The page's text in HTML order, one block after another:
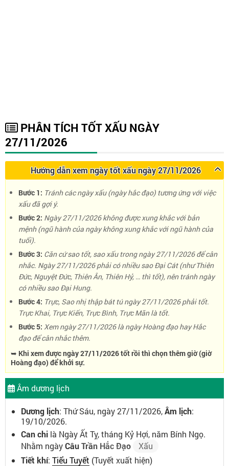
PHÂN TÍCH TỐT XẤU NGÀY
27/11/2026
Hướng dẫn xem ngày tốt xấu ngày 27/11/2026
Bước 1: Tránh các ngày xấu (ngày hắc đạo) tương ứng với việc
xấu đã gợi ý.
Bước 2: Ngày 27/11/2026 không được xung khắc với bản
mệnh (ngũ hành của ngày không xung khắc với ngũ hành của
tuổi).
Bước 3: Căn cứ sao tốt, sao xấu trong ngày 27/11/2026 để cân
nhắc. Ngày 27/11/2026 phải có nhiều sao Đại Cát (như Thiên
Đức, Nguyệt Đức, Thiên Ân, Thiên Hỷ, … thì tốt), nên tránh ngày
có nhiều sao Đại Hung.
Bước 4: Trực, Sao nhị thập bát tú ngày 27/11/2026 phải tốt.
Trực Khai, Trực Kiến, Trực Bình, Trực Mãn là tốt.
Bước 5: Xem ngày 27/11/2026 là ngày Hoàng đạo hay Hắc
đạo để cân nhắc thêm.
➥ Khi xem được ngày 27/11/2026 tốt rồi thì chọn thêm giờ (giờ
Hoàng đạo) để khởi sự.
Âm dương lịch
Dương lịch: Thứ Sáu, ngày 27/11/2026,Âm lịch:
19/10/2026.
Can chi là Ngày Ất Tỵ, tháng Kỷ Hợi, năm Bính Ngọ.
Nhằm ngàyCâu Trần Hắc Đạo
Xấu
Tiết khí: Tiểu Tuyết (Tuyết xuất hiện)